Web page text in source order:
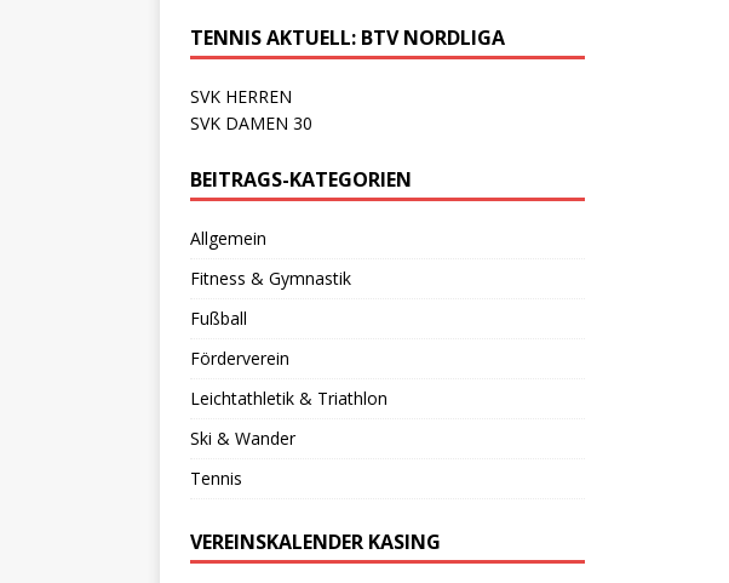
TENNIS AKTUELL: BTV NORDLIGA
SVK HERREN
SVK DAMEN 30
BEITRAGS-KATEGORIEN
Allgemein
Fitness & Gymnastik
Fußball
Förderverein
Leichtathletik & Triathlon
Ski & Wander
Tennis
VEREINSKALENDER KASING